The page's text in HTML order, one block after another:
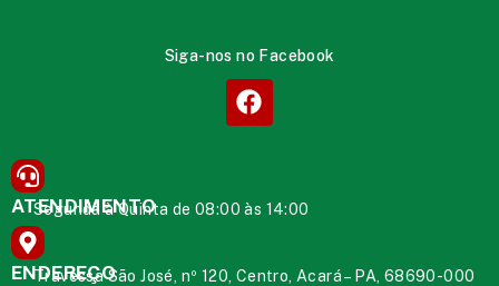
Siga-nos no Facebook
ATENDIMENTO
Segunda à Quinta de 08:00 às 14:00
ENDEREÇO
Travessa São José, nº 120, Centro, Acará – PA, 68690-000